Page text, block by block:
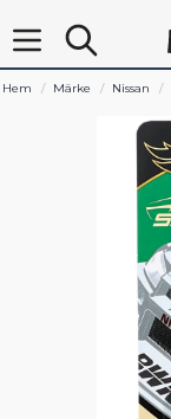
Hem Märke Nissan